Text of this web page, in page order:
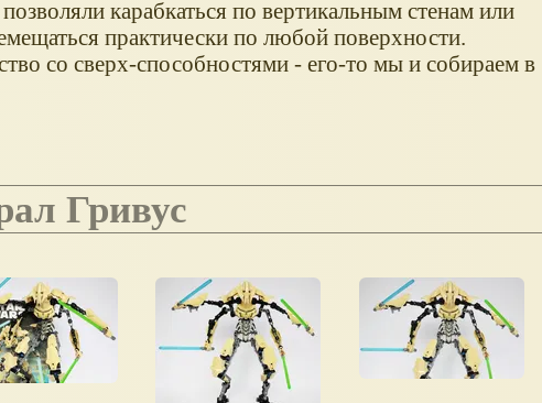
карабкаться по вертикальным стенам или
практически по любой поверхности.
со сверх-способностями - его-то мы и собираем в
Гривус